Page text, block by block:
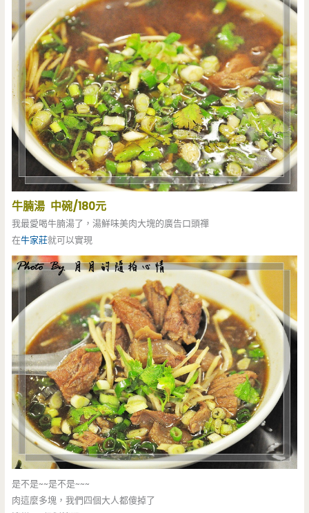
牛腩湯 中碗/180元
我最愛喝牛腩湯了，湯鮮味美肉大塊的廣告口頭禪
在牛家莊就可以實現
是不是~~是不是~~~
肉這麼多塊，我們四個大人都傻掉了